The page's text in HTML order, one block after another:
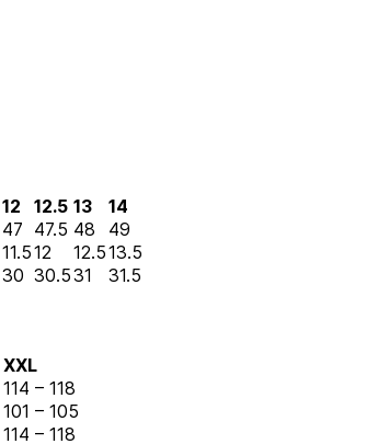
12 12.5 13
14
47 47.5 48
49
11.512 12.513.5
30 30.531 31.5
XXL
114 – 118
101 – 105
114 – 118